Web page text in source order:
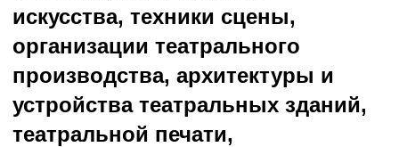
искусства, техники сцены,
организации театрального
производства, архитектуры и
устройства театральных зданий,
театральной печати,